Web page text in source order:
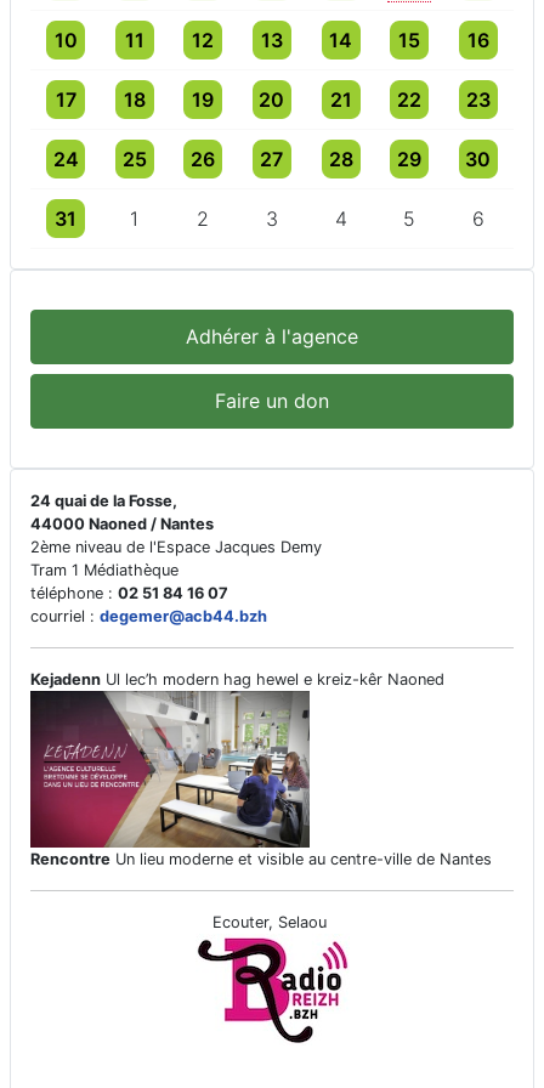
10
Un évènement
11
3 évènements
12
4 évènements
13
3 évènements
14
4 évènements
15
4 évènements
16
4
17
Un évènement
18
3 évènements
19
3 évènements
20
4 évènements
21
5 évènements
22
5 évènements
23
5
24
Un évènement
25
3 évènements
26
3 évènements
27
3 évènements
28
3 évènements
29
4 évènements
30
3
31
Un évènement
1
3 évènements
2
3 évènements
3
3 évènements
4
3 évènements
5
3 évènements
6
3
Adhérer à l'agence
Faire un don
24 quai de la Fosse,
44000 Naoned / Nantes
2ème niveau de l'Espace Jacques Demy
Tram 1 Médiathèque
téléphone : 02 51 84 16 07
courriel : degemer@acb44.bzh
Kejadenn Ul lec’h modern hag hewel e kreiz-kêr Naoned
Rencontre Un lieu moderne et visible au centre-ville de Nantes
Ecouter, Selaou